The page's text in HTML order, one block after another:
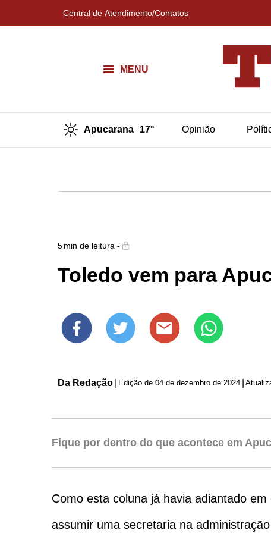
Central de Atendimento/Contatos
MENU
Apucarana 17° Opinião
5min de leitura -
Toledo vem para
Da Redação Edição de 04 de dezembro de 2024
Fique por dentro do que acontece em
Como esta coluna já havia adiantado
assumir uma secretaria na